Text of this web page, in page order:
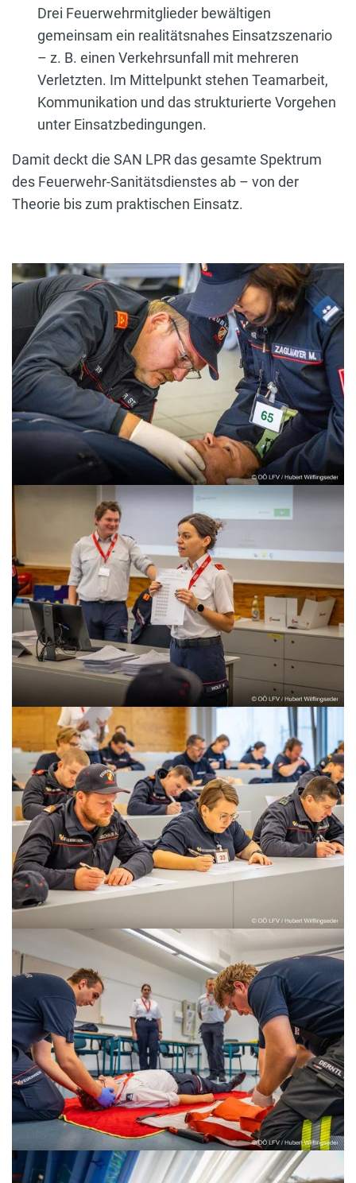
Drei Feuerwehrmitglieder bewältigen
gemeinsam ein realitätsnahes Einsatzszenario
– z. B. einen Verkehrsunfall mit mehreren
Verletzten. Im Mittelpunkt stehen Teamarbeit,
Kommunikation und das strukturierte Vorgehen
unter Einsatzbedingungen.
Damit deckt die SAN LPR das gesamte Spektrum
des Feuerwehr-Sanitätsdienstes ab – von der
Theorie bis zum praktischen Einsatz.